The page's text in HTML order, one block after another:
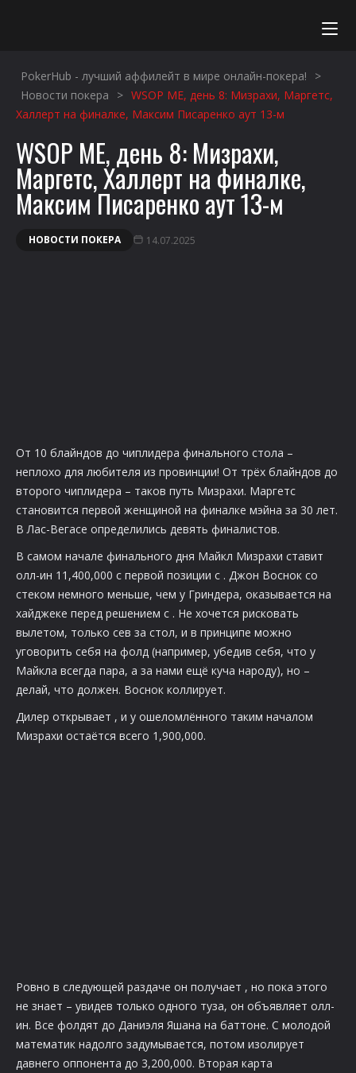
Данный сайт не является площадкой для проведения или
организации азартных игр на деньги. Вся информация,
размещенная на сайте, носит ознакомительный характер.
PokerHub - лучший аффилейт в мире онлайн-покера!
>
Новости покера
> WSOP ME, день 8: Мизрахи, Маргетс,
Халлерт на финалке, Максим Писаренко аут 13-м
WSOP ME, день 8: Мизрахи,
Маргетс, Халлерт на финалке,
Максим Писаренко аут 13-м
НОВОСТИ ПОКЕРА 14.07.2025
От 10 блайндов до чиплидера финального стола –
неплохо для любителя из провинции! От трёх блайндов до
второго чиплидера – таков путь Мизрахи. Маргетс
становится первой женщиной на финалке мэйна за 30 лет.
В Лас-Вегасе определились девять финалистов.
В самом начале финального дня Майкл Мизрахи ставит
олл-ин 11,400,000 с первой позиции с . Джон Воснок со
стеком немного меньше, чем у Гриндера, оказывается на
хайджеке перед решением с . Не хочется рисковать
вылетом, только сев за стол, и в принципе можно
уговорить себя на фолд (например, убедив себя, что у
Майкла всегда пара, а за нами ещё куча народу), но –
делай, что должен. Воснок коллирует.
Дилер открывает , и у ошеломлённого таким началом
Мизрахи остаётся всего 1,900,000.
Ровно в следующей раздаче он получает , но пока этого
не знает – увидев только одного туза, он объявляет олл-
ин. Все фолдят до Даниэля Яшана на баттоне. С молодой
математик надолго задумывается, потом изолирует
давнего оппонента до 3,200,000. Вторая карта